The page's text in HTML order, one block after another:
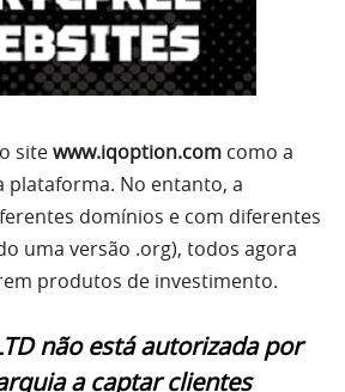
sitewww.iqoption.com como a
plataforma. No entanto, a
domínios e com diferentes
uma versão .org), todos agora
produtos de investimento.
não está autorizada por
a captar clientes